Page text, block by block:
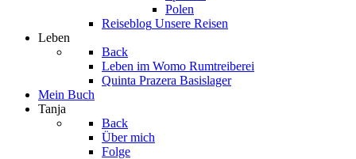
Polen
Reiseblog Unsere Reisen
Leben
Back
Leben im Womo Rumtreiberei
Quinta Prazera Basislager
Mein Buch
Tanja
Back
Über mich
Folge